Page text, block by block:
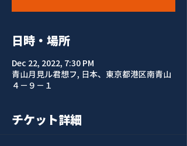
日時・場所
Dec 22, 2022, 7:30 PM
青山月見ル君想フ, 日本、東京都港区南青山
４−９−１
チケット詳細